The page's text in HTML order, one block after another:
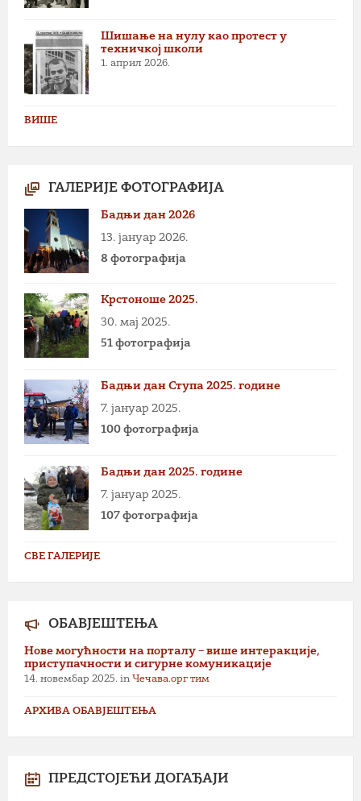
Шишање на нулу као протест у
техничкој школи
1. април 2026.
ВИШЕ
ГАЛЕРИЈЕ ФОТОГРАФИЈА
Бадњи дан 2026
13. јануар 2026.
8 фотографија
Крстоноше 2025.
30. мај 2025.
51 фотографија
Бадњи дан Ступа 2025. године
7. јануар 2025.
100 фотографија
Бадњи дан 2025. године
7. јануар 2025.
107 фотографија
СВЕ ГАЛЕРИЈЕ
ОБАВЈЕШТЕЊА
Нове могућности на порталу – више интеракције,
приступачности и сигурне комуникације
14. новембар 2025. in Чечава.орг тим
АРХИВА ОБАВЈЕШТЕЊА
ПРЕДСТОЈЕЋИ ДОГАЂАЈИ